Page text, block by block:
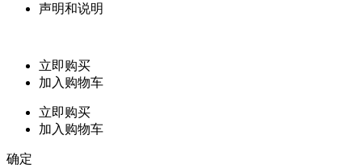
声明和说明
立即购买
加入购物车
立即购买
加入购物车
确定